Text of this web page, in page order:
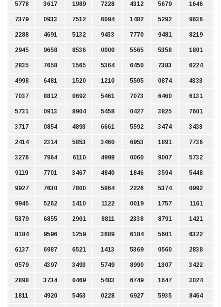
5778 3617 1989 7228 4312 5679 1646
7379 0933 7512 6094 1482 5292 9636
2288 4691 5132 9433 7770 9481 8219
2945 9658 8536 0000 5565 5358 1801
2835 7658 1565 5364 6450 7383 6224
4998 6481 1520 1210 5505 0874 4333
7037 8812 0692 5461 7073 6460 6131
5731 0913 8904 5458 0427 3825 7601
3717 0854 4893 6661 5592 3474 3433
2414 2314 5853 3460 6953 1891 7736
3276 7964 6110 4998 0060 9007 5732
9119 7701 3467 4840 1846 3594 5448
9927 7630 7800 5864 2226 5374 0992
9945 5262 1410 1122 0019 1757 1161
5379 6855 2901 8811 2338 8791 1421
8184 9596 1259 3689 6184 5601 6322
6137 6987 6521 1413 5369 0560 2838
0579 4397 3493 5749 8990 1307 3422
2898 3734 0469 5483 6749 1647 3024
1811 4920 5463 0228 6927 5935 8464